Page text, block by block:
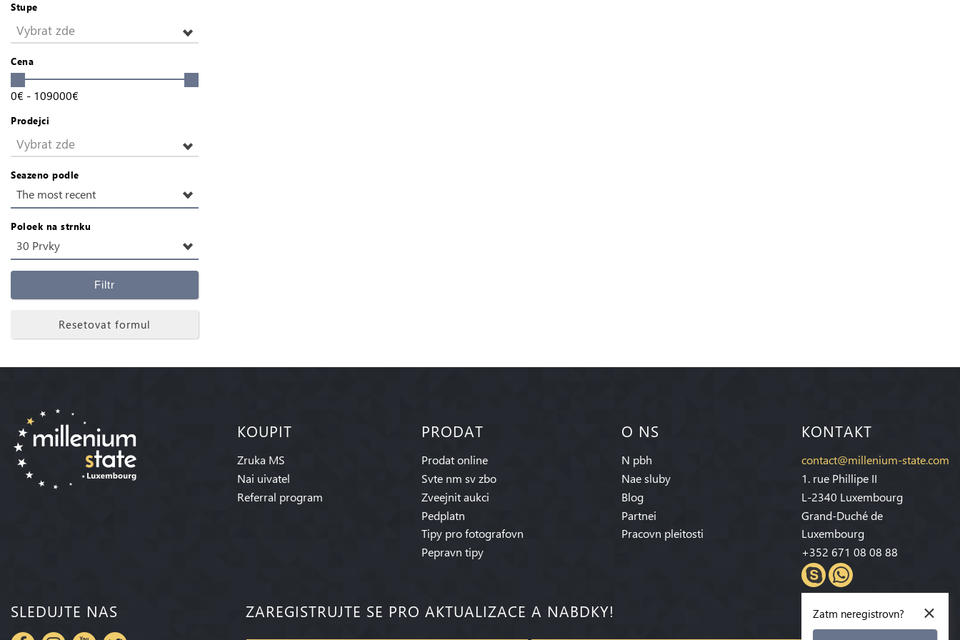
Stupe
Vybrat zde
Cena
0€ - 109000€
Prodejci
Vybrat zde
Seazeno podle
The most recent
Poloek na strnku
30 Prvky
Filtr
Resetovat formul
KOUPIT
Zruka MS
Nai uivatel
Referral program
PRODAT
Prodat online
Svte nm sv zbo
Zveejnit aukci
Pedplatn
Tipy pro fotografovn
Pepravn tipy
O NS
N pbh
Nae sluby
Blog
Partnei
Pracovn pleitosti
KONTAKT
contact@millenium-state.com
1. rue Phillipe II
L-2340 Luxembourg
Grand-Duché de
Luxembourg
+352 671 08 08 88
SLEDUJTE NAS ZAREGISTRUJTE SE PRO AKTUALIZACE A NABDKY! ×
Zatm neregistrovn?